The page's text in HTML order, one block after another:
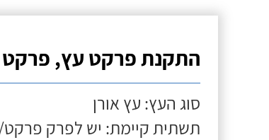
התקנת פרקט עץ, פרקט
סוג העץ: עץ אורן
תשתית קיימת: יש לפרק